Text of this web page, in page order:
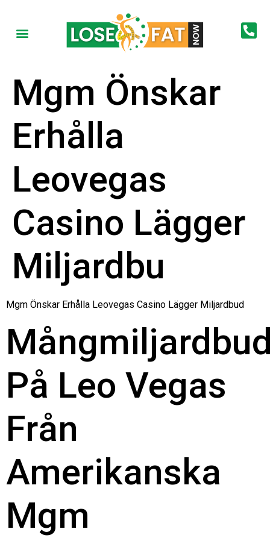
Mgm Önskar
Erhålla
Leovegas
Casino Lägger
Miljardbu
Mgm Önskar Erhålla Leovegas Casino Lägger Miljardbud
På Leo Vegas
Från
Amerikanska
Mgm